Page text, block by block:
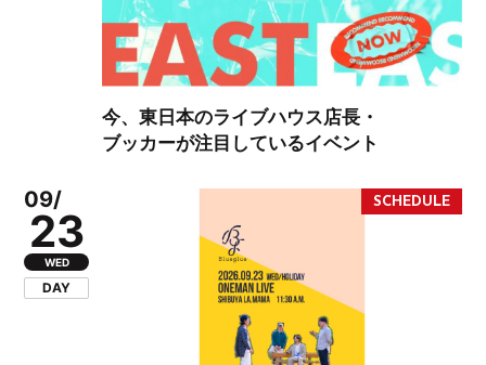
今、東日本のライブハウス店長・
ブッカーが注目しているイベント
09/
23
WED
DAY